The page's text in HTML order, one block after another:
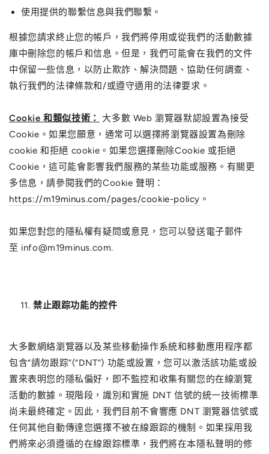
使用提供的聯繫信息與我們聯繫。
根據您請求終止您的帳戶，我們將停用或從我們的活動數據
庫中刪除您的帳戶和信息。但是，我們可能會在我們的文件
中保留一些信息，以防止欺詐、解決問題、協助任何調查、
執行我們的法律條款和/或遵守適用的法律要求。
Cookie 和類似技術：
大多數 Web 瀏覽器默認設置為接受
Cookie。如果您願意，通常可以選擇將瀏覽器設置為刪除
cookie 和拒絕 cookie。如果您選擇刪除Cookie 或拒絕
Cookie，這可能會影響我們服務的某些功能或服務。有關更
多信息，請參閱我們的Cookie 聲明：
https://m19minus.com/pages/cookie-policy 。
如果您對您的隱私權有疑問或意見，您可以發送電子郵件
至 info@m19minus.com.
禁止跟踪功能的控件
大多數網絡瀏覽器以及某些移動操作系統和移動應用程序都
包含“請勿跟踪”(“DNT”) 功能或設置，您可以激活該功能或設
置來表明您的隱私偏好，即不監控和收集有關您的在線瀏覽
活動的數據。現階段，識別和實施 DNT 信號的統一技術標準
尚未最終確定。因此，我們目前不會響應 DNT 瀏覽器信號或
任何其他自動傳達您選擇不被在線跟踪的機制。如果採用我
們將來必須遵循的在線跟踪標準，我們將在本隱私聲明的修